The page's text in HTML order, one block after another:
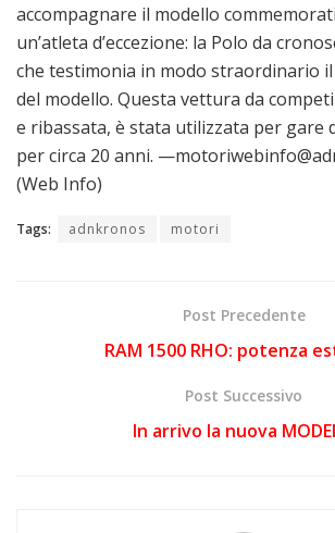
accompagnare il modello
un’atleta d’eccezione: la Polo da
che testimonia in modo straordinario
del modello. Questa vettura da
e ribassata, è stata utilizzata per gare
per circa 20 anni.
(Web Info)
Tags: adnkronos motori
Post Precedente
RAM 1500 RHO: potenza
Post Successivo
In arrivo la nuova